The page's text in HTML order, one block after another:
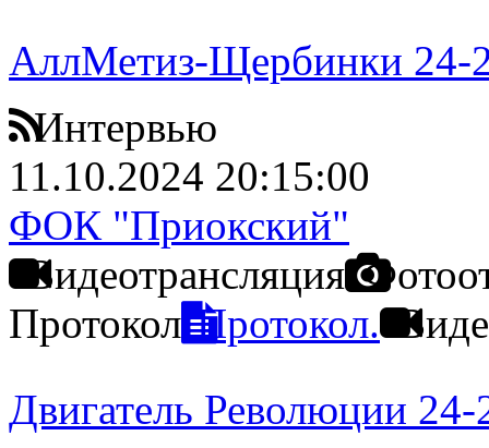
АллМетиз-Щербинки 24-
Интервью
11.10.2024 20:15:00
ФОК "Приокский"
Видеотрансляция
Протокол Протокол.
Двигатель Революции 24-